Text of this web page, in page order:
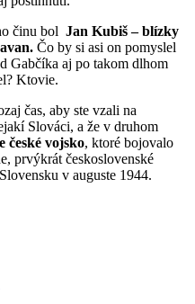
činu bol Jan Kubiš – blízky
Čo by si asi on pomyslel
Gabčíka aj po takom dlhom
Ktovie.
čas, aby ste vzali na
Slováci, a že v druhom
české vojsko, ktoré bojovalo
prvýkrát československé
v auguste 1944.